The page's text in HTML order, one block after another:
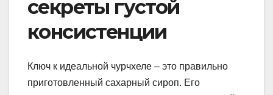
секреты густой
консистенции
Ключ к идеальной чурчхеле – это правильно
приготовленный сахарный сироп. Его